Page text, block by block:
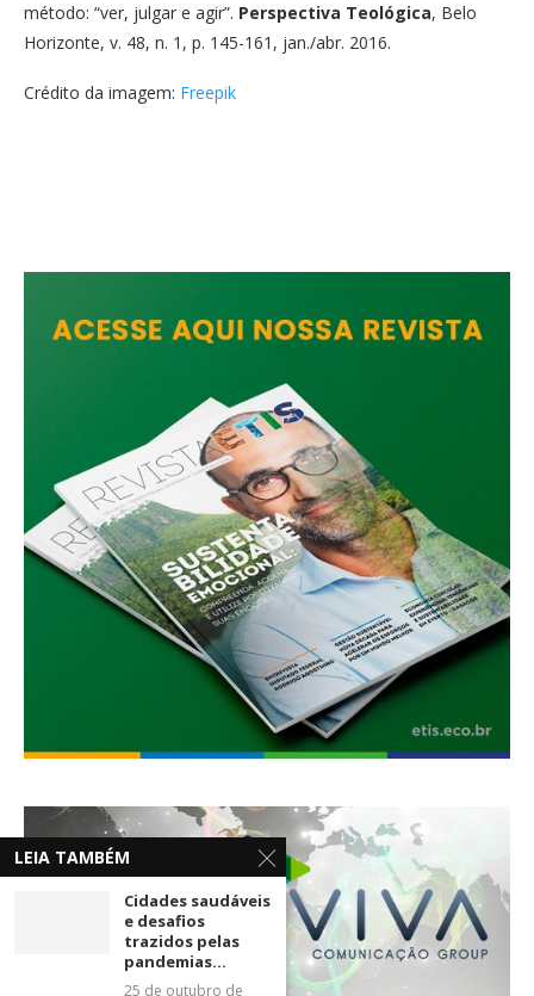
método: “ver, julgar e agir”. Perspectiva Teológica, Belo
Horizonte, v. 48, n. 1, p. 145-161, jan./abr. 2016.
Crédito da imagem: Freepik
LEIA TAMBÉM
Cidades saudáveis
e desafios
trazidos pelas
pandemias...
25 de outubro de